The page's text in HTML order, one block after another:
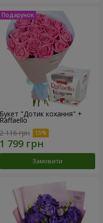
Букет "Дотик кохання" +
Raffaello
2 116 грн
Замовити